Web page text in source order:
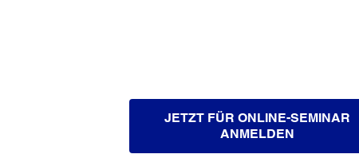
JETZT FÜR ONLINE-SEMINAR
ANMELDEN